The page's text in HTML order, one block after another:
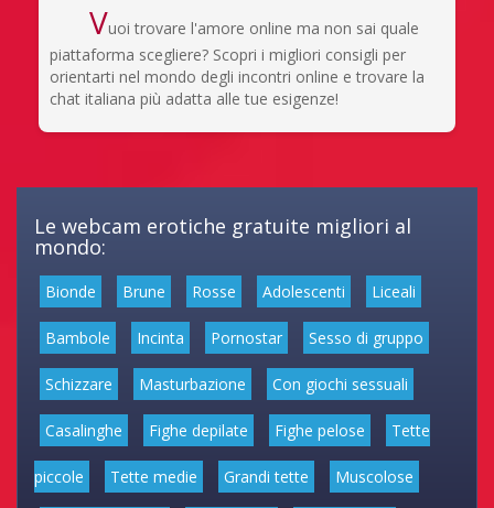
Vuoi trovare l'amore online ma non sai quale
piattaforma scegliere? Scopri i migliori consigli per
orientarti nel mondo degli incontri online e trovare la
chat italiana più adatta alle tue esigenze!
Le webcam erotiche gratuite migliori al
mondo:
Bionde Brune Rosse Adolescenti Liceali
Bambole Incinta Pornostar Sesso di gruppo
Schizzare Masturbazione Con giochi sessuali
Casalinghe Fighe depilate Fighe pelose Tette
piccole Tette medie Grandi tette Muscolose